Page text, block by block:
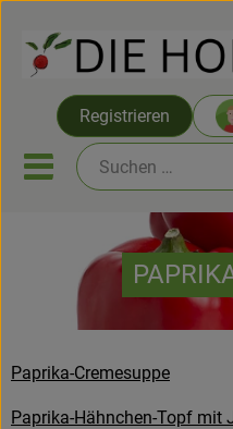
Registrieren
Mobiles
Saatgut ab Juli
Neu & Angebote
Hofkisten
Paprika-Cremesuppe
Paprika-Hähnchen-Topf mit